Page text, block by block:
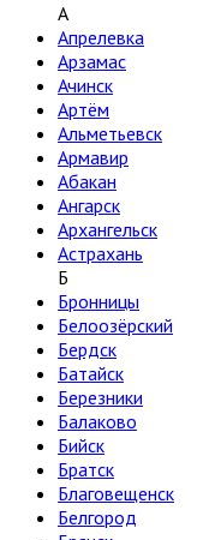
A
Апрелевка
Арзамас
Ачинск
Артём
Альметьевск
Армавир
Абакан
Ангарск
Архангельск
Астрахань
Б
Бронницы
Белоозёрский
Бердск
Батайск
Березники
Балаково
Бийск
Братск
Благовещенск
Белгород